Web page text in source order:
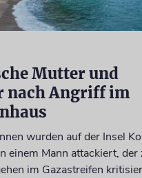
Mutter und
nach Angriff im
wurden auf der Insel
einem Mann attackiert, der
im Gazastreifen